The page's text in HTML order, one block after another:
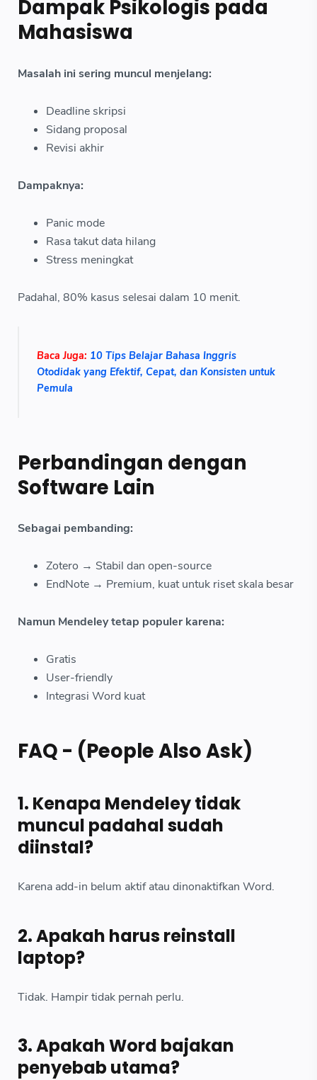
Dampak Psikologis pada
Mahasiswa
Masalah ini sering muncul menjelang:
Deadline skripsi
Sidang proposal
Revisi akhir
Dampaknya:
Panic mode
Rasa takut data hilang
Stress meningkat
Padahal, 80% kasus selesai dalam 10 menit.
Baca Juga: 10 Tips Belajar Bahasa Inggris
Otodidak yang Efektif, Cepat, dan Konsisten untuk
Pemula
Perbandingan dengan
Software Lain
Sebagai pembanding:
Zotero → Stabil dan open-source
EndNote → Premium, kuat untuk riset skala besar
Namun Mendeley tetap populer karena:
Gratis
User-friendly
Integrasi Word kuat
FAQ - (People Also Ask)
1. Kenapa Mendeley tidak
muncul padahal sudah
diinstal?
Karena add-in belum aktif atau dinonaktifkan Word.
2. Apakah harus reinstall
laptop?
Tidak. Hampir tidak pernah perlu.
3. Apakah Word bajakan
penyebab utama?